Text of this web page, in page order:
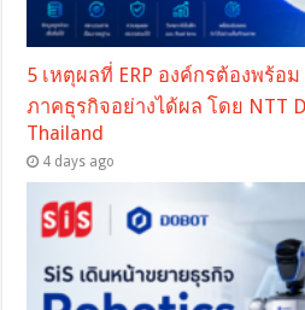
5 เหตุผลที่ ERP องค์กรต้องพร้อ
ภาคธุรกิจอย่างได้ผล โดย NTT
Thailand
4 days ago